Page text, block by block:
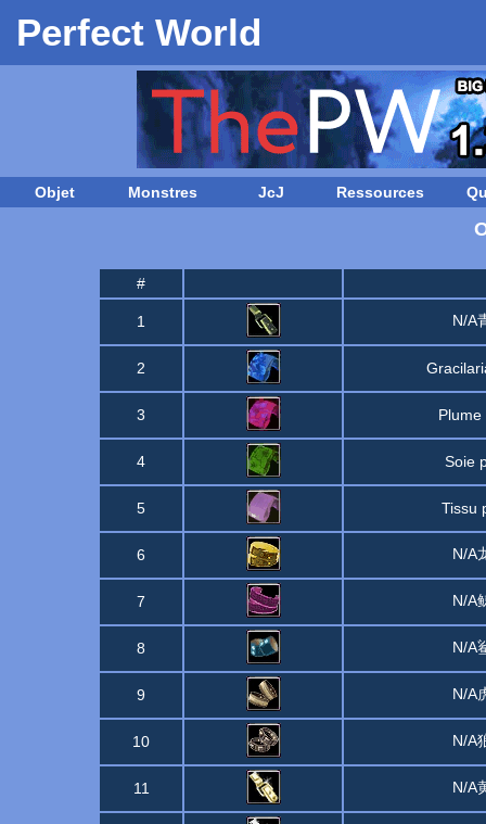
Perfect World
Objet Monstres JcJ Ressources
#
1 N/A
2
3
4 Soie
5 Tissu
6 N/A
7 N/A
8 N/A
9 N/A
10 N/A
11 N/A